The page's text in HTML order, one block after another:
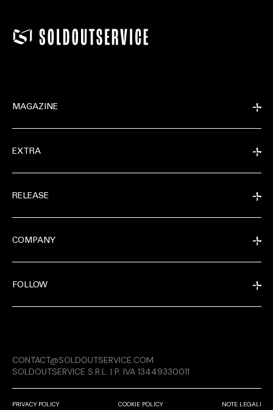
RELEASE
MAGAZINE
EXTRA
RELEASE
COMPANY
FOLLOW
PRIVACY POLICY COOKIE POLICY NOTE LEGALI
CONTACT@SOLDOUTSERVICE.COM
SOLDOUTSERVICE S.R.L. | P. IVA 13449330011